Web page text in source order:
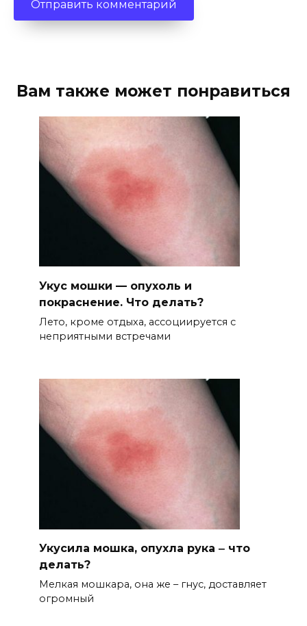
Вам также может понравиться
Укус мошки — опухоль и
покраснение. Что делать?
Лето, кроме отдыха, ассоциируется с
неприятными встречами
Укусила мошка, опухла рука ‒ что
делать?
Мелкая мошкара, она же – гнус, доставляет
огромный